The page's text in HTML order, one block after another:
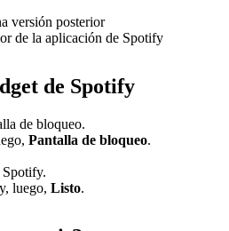
versión posterior
de la aplicación de Spotify
de Spotify
de bloqueo.
Pantalla de bloqueo.
Spotify.
luego, Listo.